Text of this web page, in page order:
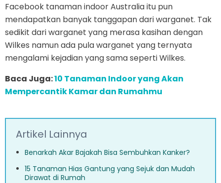
Facebook tanaman indoor Australia itu pun
mendapatkan banyak tanggapan dari warganet. Tak
sedikit dari warganet yang merasa kasihan dengan
Wilkes namun ada pula warganet yang ternyata
mengalami kejadian yang sama seperti Wilkes.
Baca Juga:10 Tanaman Indoor yang Akan
Mempercantik Kamar dan Rumahmu
Artikel Lainnya
Benarkah Akar Bajakah Bisa Sembuhkan Kanker?
15 Tanaman Hias Gantung yang Sejuk dan Mudah
Dirawat di Rumah